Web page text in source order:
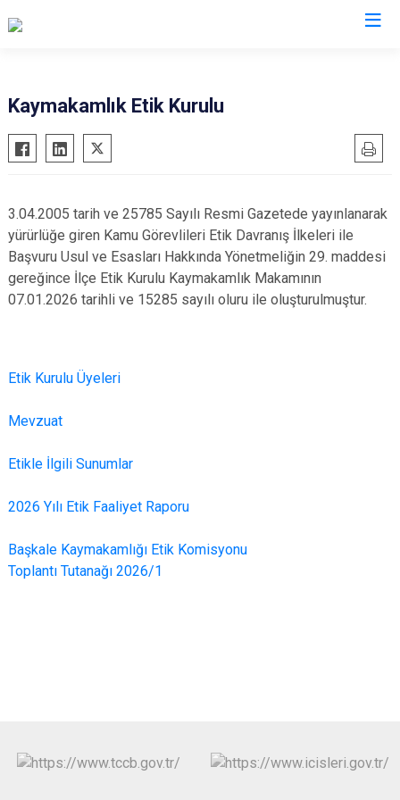
Bahçesaray
Başkale
Çatak
Edremit
Erciş
Gevaş
Saray
İpekyolu
Tuşba
Kaymakamlık Etik Kurulu
3.04.2005 tarih ve 25785 Sayılı Resmi Gazetede yayınlanarak
yürürlüğe giren Kamu Görevlileri Etik Davranış İlkeleri ile
Başvuru Usul ve Esasları Hakkında Yönetmeliğin 29. maddesi
gereğince İlçe Etik Kurulu Kaymakamlık Makamının
07.01.2026 tarihli ve 15285 sayılı oluru ile oluşturulmuştur.
Etik Kurulu Üyeleri
Mevzuat
Etikle İlgili Sunumlar
2026 Yılı Etik Faaliyet Raporu
Başkale Kaymakamlığı Etik Komisyonu
Toplantı Tutanağı 2026/1